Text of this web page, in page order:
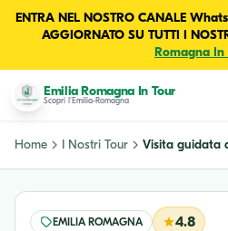
ENTRA NEL NOSTRO CANALE
AGGIORNATO SU TUTTI I
Romagna In
Emilia Romagna In Tour
Scopri l'Emilia-Romagna
Home I Nostri Tour Visita guidata
EMILIA ROMAGNA 4.8